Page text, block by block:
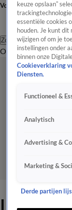
Volg Shownieuws
Zoeken
Overzicht
Irene
keuze opslaan”
essentiële cookies
houden. Je kunt dit
wijzigen of om je
instellingen onder
binnen onze
Cookieverklaring
Diensten.
Functioneel &
Analytisch
Advertising &
Marketing &
Derde partijen